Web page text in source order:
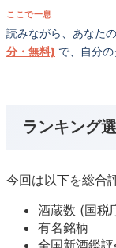
ここで一息
読みながら、あなた
分・無料) で、自分の
ランキング
今回は以下を総合
酒蔵数 (国税
有名銘柄